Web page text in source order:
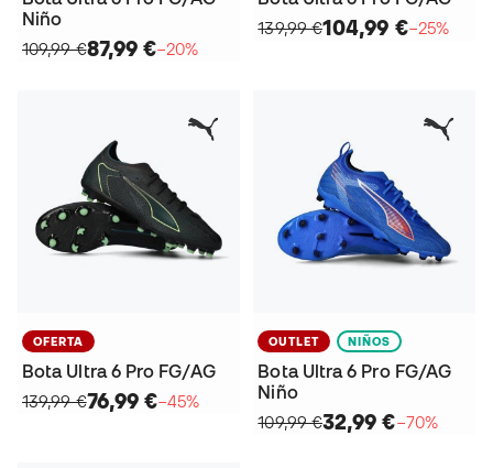
Niño
109,99 €87,99 €−20%
139,99 €104,99 €−25%
OFERTA
Bota Ultra 6 Pro FG/AG
139,99 €76,99 €−45%
OUTLET NIÑOS
Bota Ultra 6 Pro FG/AG
Niño
109,99 €32,99 €−70%